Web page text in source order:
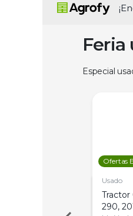
Feria
Especial
Ofertas
Usado
Tractor
290,